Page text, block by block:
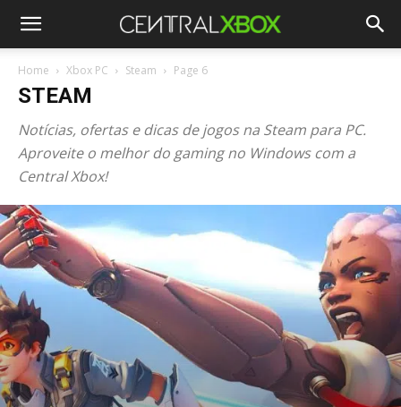
Home Xbox PC Steam Page 6
STEAM
Notícias, ofertas e dicas de jogos na Steam para PC.
Aproveite o melhor do gaming no Windows com a
Central Xbox!